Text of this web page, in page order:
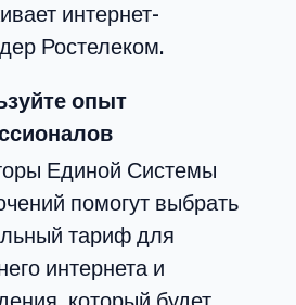
интернет-
Ростелеком.
опыт
Единой Системы
помогут выбрать
тариф для
интернета и